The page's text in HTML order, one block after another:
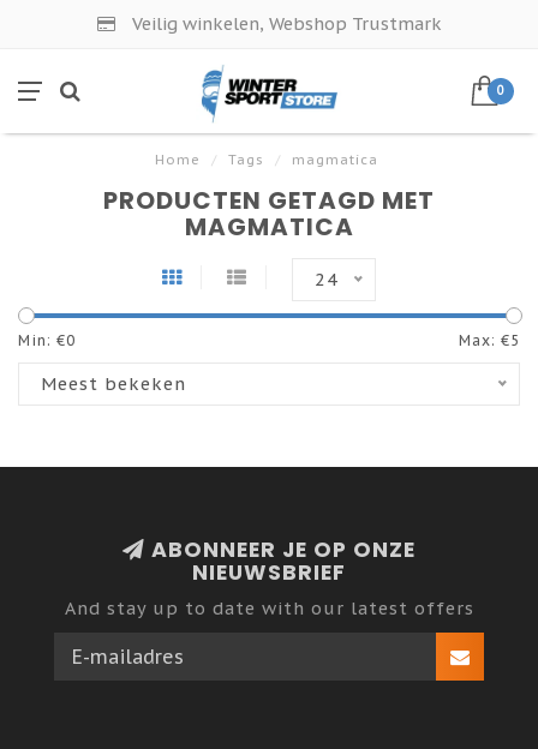
Veilig winkelen, Webshop Trustmark
0
Home / Tags / magmatica
PRODUCTEN GETAGD MET
MAGMATICA
24
Min: €0 Max: €5
Meest bekeken
ABONNEER JE OP ONZE
NIEUWSBRIEF
And stay up to date with our latest offers